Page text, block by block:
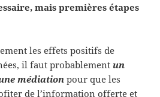
mais premières étapes
les effets positifs de
il faut probablement un
médiationpour que les
de l’information offerte et